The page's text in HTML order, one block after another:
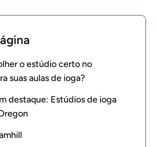
o estúdio certo no
suas aulas de ioga?
destaque: Estúdios de ioga